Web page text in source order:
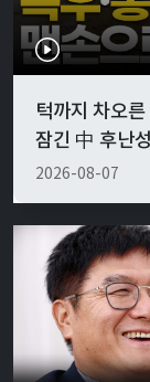
턱까지 차오
잠긴 中 후난성
2026-08-07